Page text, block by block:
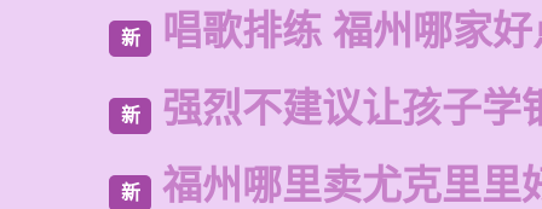
新 唱歌排练 福州哪家
新 强烈不建议让孩子学
新 福州哪里卖尤克里里